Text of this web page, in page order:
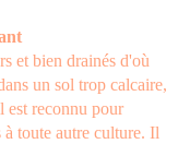
et bien drainés d'où
un sol trop calcaire,
est reconnu pour
toute autre culture. Il